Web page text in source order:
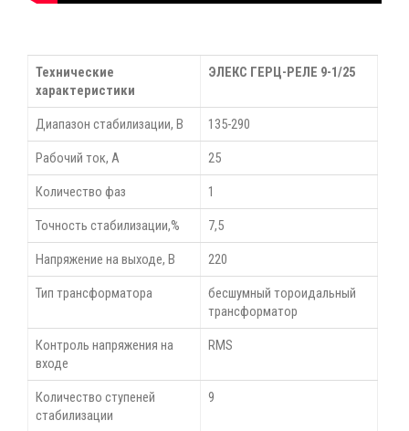
Технические
характеристики
ЭЛЕКС ГЕРЦ-РЕЛЕ 9-1/25
Диапазон стабилизации, В 135-290
Рабочий ток, А 25
Количество фаз 1
Точность стабилизации,% 7,5
Напряжение на выходе, В 220
Тип трансформатора
бесшумный тороидальный
трансформатор
Контроль напряжения на
входе
RMS
Количество ступеней
стабилизации
9